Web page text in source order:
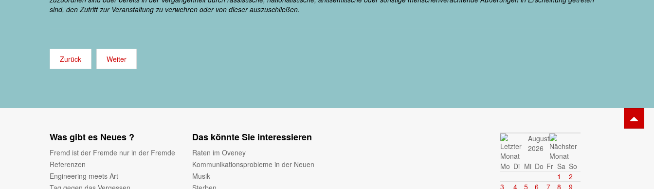
sind, den Zutritt zur Veranstaltung zu verwehren oder von dieser auszuschließen.
Zurück Weiter
Was gibt es Neues ?
Fremd ist der Fremde nur in der Fremde
Referenzen
Engineering meets Art
Das könnte Sie interessieren
Raten im Oveney
Kommunikationsprobleme in der Neuen
Musik
August
2026
Mo Di Mi Do Fr Sa So
1
2
3
4 5 6 7 8 9